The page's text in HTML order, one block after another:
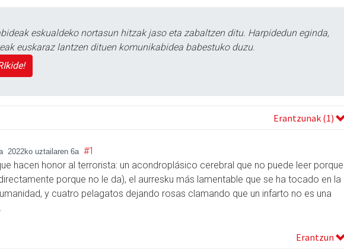
eskualdeko nortasun hitzak jaso eta zabaltzen ditu. Harpidedun eginda,
euskaraz lantzen dituen komunikabidea babestuko duzu.
Erantzunak (1)
2022ko uztailaren 6a #1
hacen honor al terrorista: un acondroplásico cerebral que no puede leer porque
porque no le da), el aurresku más lamentable que se ha tocado en la
y cuatro pelagatos dejando rosas clamando que un infarto no es una
Erantzun